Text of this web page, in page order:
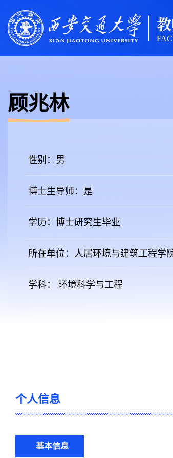
顾兆林
性别：男
博士生导师：是
学历：博士研究生毕业
所在单位：人居环境与建筑工程学
学科： 环境科学与工程
个人信息
基本信息